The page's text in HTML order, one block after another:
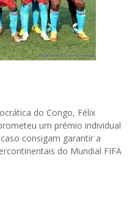
do Congo, Félix
um prémio individual
consigam garantir a
do Mundial FIFA